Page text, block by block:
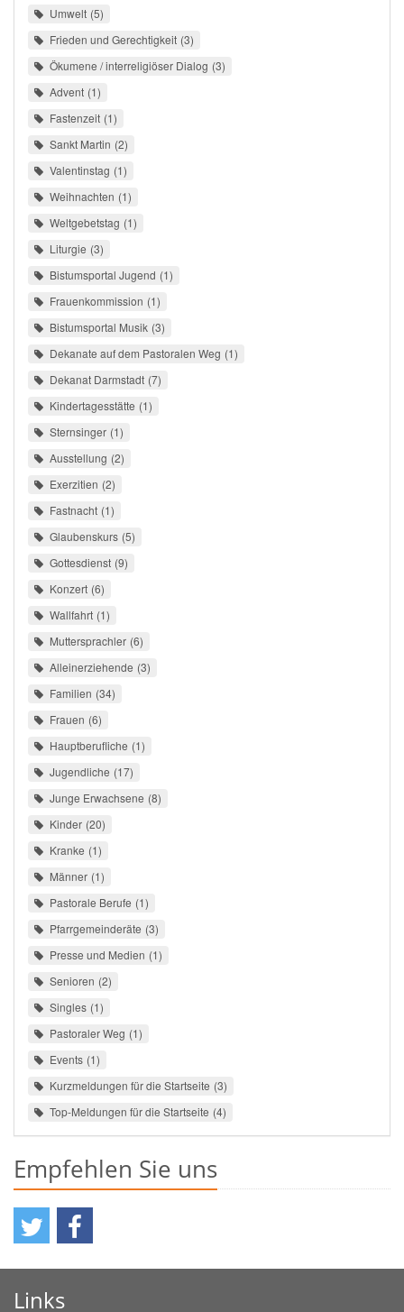
Umwelt 5
Frieden und Gerechtigkeit 3
Ökumene / interreligiöser Dialog 3
Advent 1
Fastenzeit 1
Sankt Martin 2
Valentinstag 1
Weihnachten 1
Weltgebetstag 1
Liturgie 3
Bistumsportal Jugend 1
Frauenkommission 1
Bistumsportal Musik 3
Dekanate auf dem Pastoralen Weg 1
Dekanat Darmstadt 7
Kindertagesstätte 1
Sternsinger 1
Ausstellung 2
Exerzitien 2
Fastnacht 1
Glaubenskurs 5
Gottesdienst 9
Konzert 6
Wallfahrt 1
Muttersprachler 6
Alleinerziehende 3
Familien 34
Frauen 6
Hauptberufliche 1
Jugendliche 17
Junge Erwachsene 8
Kinder 20
Kranke 1
Männer 1
Pastorale Berufe 1
Pfarrgemeinderäte 3
Presse und Medien 1
Senioren 2
Singles 1
Pastoraler Weg 1
Events 1
Kurzmeldungen für die Startseite 3
Top-Meldungen für die Startseite 4
Empfehlen Sie uns
Links